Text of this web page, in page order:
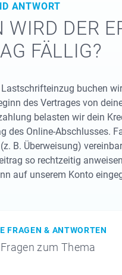
ANTWORT
WIRD DER
FÄLLIG?
buchen
des Vertrages von
belasten wir dein
des Online-Abschlusses.
B. Überweisung)
so rechtzeitig
auf unserem Konto
FRAGEN & ANTWORTEN
zum Thema